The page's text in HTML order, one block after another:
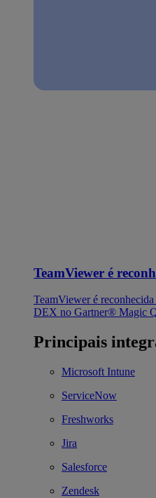
TeamViewer é
TeamViewer é
DEX no Gartner® Magic
Principais
Microsoft Intune
ServiceNow
Freshworks
Jira
Salesforce
Zendesk